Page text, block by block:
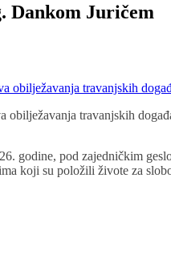
Dankom Juričem
obilježavanja travanjskih
travanjskih
godine, pod zajedničkim
koji su položili živote za